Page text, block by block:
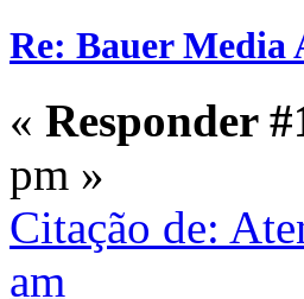
Re: Bauer Media
« Responder
pm »
Citação de:
am